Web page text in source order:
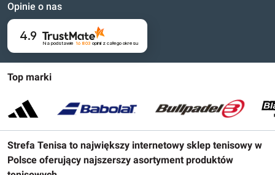
Top marki
Strefa Tenisa to największy internetowy sklep tenisowy w
Polsce oferujący najszerszy asortyment produktów
Opinie o nas
4.9
Na podstawie 16 803 opinii z całego okresu